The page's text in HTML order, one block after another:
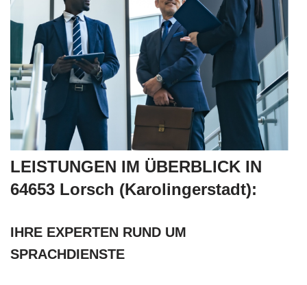
LEISTUNGEN IM ÜBERBLICK IN
64653 Lorsch (Karolingerstadt):
IHRE EXPERTEN RUND UM
SPRACHDIENSTE